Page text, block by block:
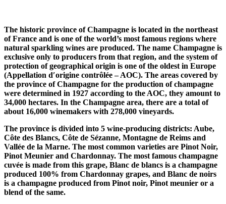
The historic province of Champagne is located in the northeast
of France and is one of the world’s most famous regions where
natural sparkling wines are produced. The name Champagne is
exclusive only to producers from that region, and the system of
protection of geographical origin is one of the oldest in Europe
(Appellation d′origine contrôlée – AOC). The areas covered by
the province of Champagne for the production of champagne
were determined in 1927 according to the AOC, they amount to
34,000 hectares. In the Champagne area, there are a total of
about 16,000 winemakers with 278,000 vineyards.
The province is divided into 5 wine-producing districts: Aube,
Côte des Blancs, Côte de Sézanne, Montagne de Reims and
Vallée de la Marne. The most common varieties are Pinot Noir,
Pinot Meunier and Chardonnay. The most famous champagne
cuvée is made from this grape, Blanc de blancs is a champagne
produced 100% from Chardonnay grapes, and Blanc de noirs
is a champagne produced from Pinot noir, Pinot meunier or a
blend of the same.